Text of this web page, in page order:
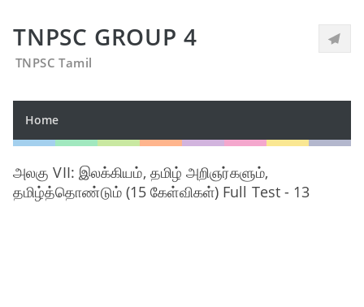
TNPSC GROUP 4
TNPSC Tamil
Home
அலகு VII: இலக்கியம், தமிழ் அறிஞர்களும்,
தமிழ்த்தொண்டும் (15 கேள்விகள்) Full Test - 13